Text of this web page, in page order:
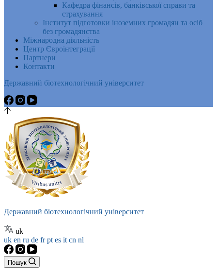
Кафедра фінансів, банківської справи та
страхування
Інститут підготовки іноземних громадян та осіб
без громадянства
Міжнародна діяльність
Центр Євроінтеграції
Партнери
Контакти
Державний біотехнологічний університет
Державний біотехнологічний університет
uk
uk en ru de frpt es it cn nl
Пошук